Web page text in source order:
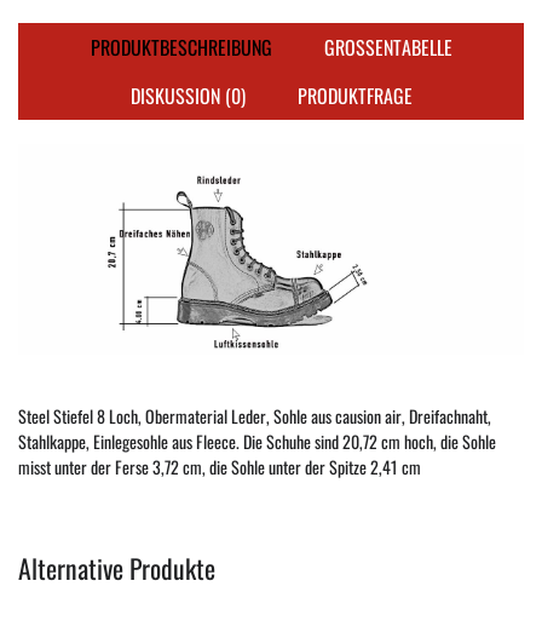
PRODUKTBESCHREIBUNG
GROSSENTABELLE
DISKUSSION (0)
PRODUKTFRAGE
Steel Stiefel 8 Loch, Obermaterial Leder, Sohle aus causion air, Dreifachnaht,
Stahlkappe, Einlegesohle aus Fleece. Die Schuhe sind 20,72 cm hoch, die Sohle
misst unter der Ferse 3,72 cm, die Sohle unter der Spitze 2,41 cm
Alternative Produkte